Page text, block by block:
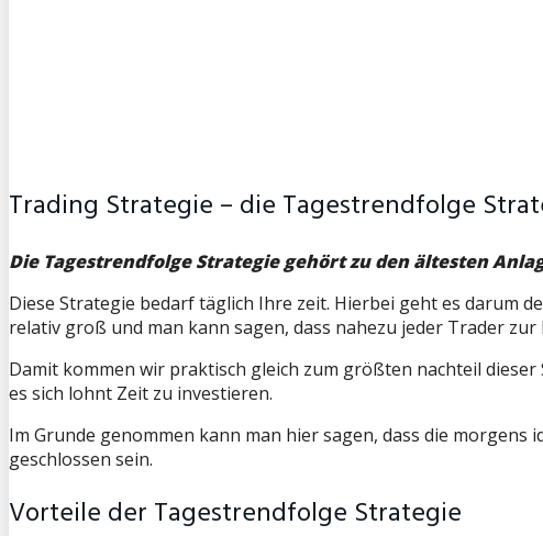
Trading Strategie – die Tagestrendfolge
Die Tagestrendfolge Strategie gehört zu den ältesten
Diese Strategie bedarf täglich Ihre zeit. Hierbei geht es darum
relativ groß und man kann sagen, dass nahezu jeder Trader
Damit kommen wir praktisch gleich zum größten nachteil
es sich lohnt Zeit zu investieren.
Im Grunde genommen kann man hier sagen, dass die
geschlossen sein.
Vorteile der Tagestrendfolge Strategie